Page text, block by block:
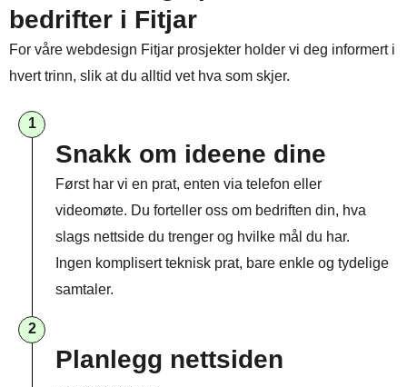
bedrifter i Fitjar
For våre webdesign Fitjar prosjekter holder vi deg informert i
hvert trinn, slik at du alltid vet hva som skjer.
1
Snakk om ideene dine
Først har vi en prat, enten via telefon eller
videomøte. Du forteller oss om bedriften din, hva
slags nettside du trenger og hvilke mål du har.
Ingen komplisert teknisk prat, bare enkle og tydelige
samtaler.
2
Planlegg nettsiden